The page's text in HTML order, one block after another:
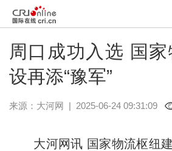
周口成功入选 国
设再添“豫军”
来源： 大河网 | 2025-06-24 09:31:09
大河网讯 国家物流枢纽建